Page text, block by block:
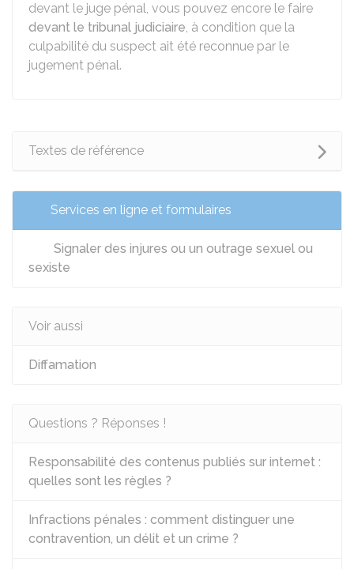
devant le juge pénal, vous pouvez encore le faire
devant le tribunal judiciaire, à condition que la
culpabilité du suspect ait été reconnue par le
jugement pénal.
Textes de référence
Services en ligne et formulaires
Signaler des injures ou un outrage sexuel ou
sexiste
Voir aussi
Diffamation
Questions ? Réponses !
Responsabilité des contenus publiés sur internet :
quelles sont les règles ?
Infractions pénales : comment distinguer une
contravention, un délit et un crime ?